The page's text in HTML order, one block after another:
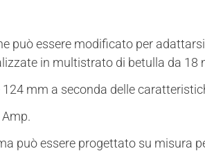
può essere modificato per
in multistrato di betulla da 18
mm a seconda delle
può essere progettato su misura